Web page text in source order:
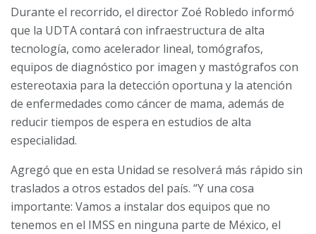
Durante el recorrido, el director Zoé Robledo informó
que la UDTA contará con infraestructura de alta
tecnología, como acelerador lineal, tomógrafos,
equipos de diagnóstico por imagen y mastógrafos con
estereotaxia para la detección oportuna y la atención
de enfermedades como cáncer de mama, además de
reducir tiempos de espera en estudios de alta
especialidad.
Agregó que en esta Unidad se resolverá más rápido sin
traslados a otros estados del país. “Y una cosa
importante: Vamos a instalar dos equipos que no
tenemos en el IMSS en ninguna parte de México, el